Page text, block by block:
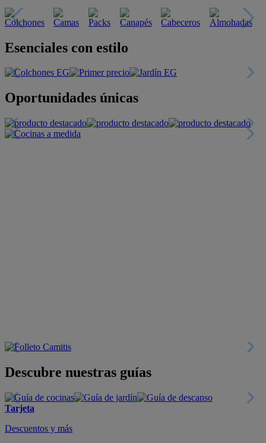
Esenciales con estilo
Oportunidades únicas
Descubre nuestras guías
Tarjeta
Descuentos y más